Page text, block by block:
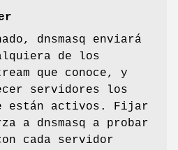
dnsmasq enviará
de los
que conoce, y
servidores los
están activos. Fijar
a dnsmasq a probar
cada servidor